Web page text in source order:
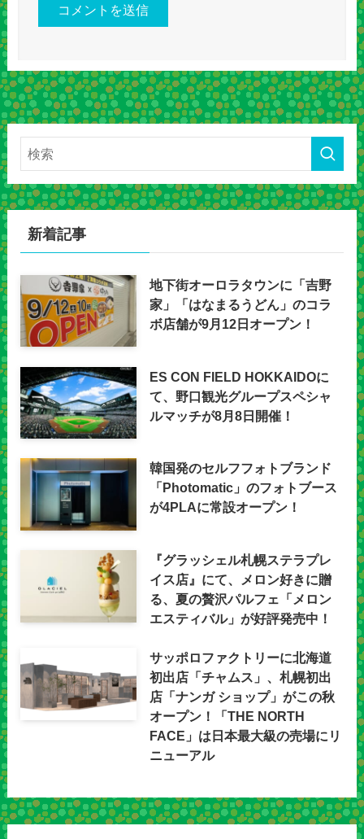
新着記事
地下街オーロラタウンに「吉野
家」「はなまるうどん」のコラ
ボ店舗が9月12日オープン！
ES CON FIELD HOKKAIDOに
て、野口観光グループスペシャ
ルマッチが8月8日開催！
韓国発のセルフフォトブランド
「Photomatic」のフォトブース
が4PLAに常設オープン！
『グラッシェル札幌ステラプレ
イス店』にて、メロン好きに贈
る、夏の贅沢パルフェ「メロン
エスティバル」が好評発売中！
サッポロファクトリーに北海道
初出店「チャムス」、札幌初出
店「ナンガ ショップ」がこの秋
オープン！「THE NORTH
FACE」は日本最大級の売場にリ
ニューアル